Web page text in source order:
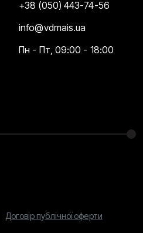
+38 (050) 443-74-56
info@vdmais.ua
Пн - Пт, 09:00 - 18:00
Договір публічної оферти